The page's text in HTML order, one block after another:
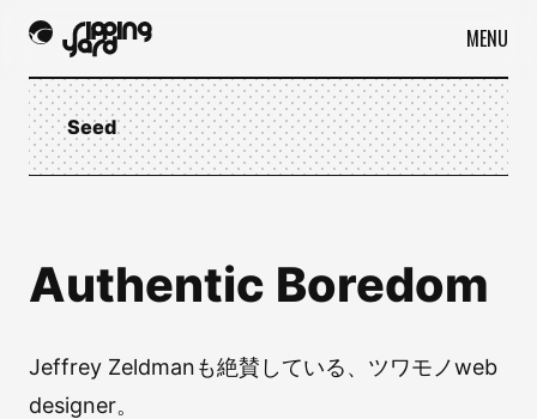
MENU
Seed
Authentic Boredom
Jeffrey Zeldmanも絶賛している、ツワモノweb
designer。